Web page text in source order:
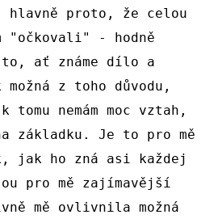
hlavně proto, že celou
"očkovali" - hodně
ať známe dílo a
z toho důvodu,
nemám moc vztah,
základku. Je to pro mě
jak ho zná asi každej
pro mě zajímavější
mě ovlivnila možná